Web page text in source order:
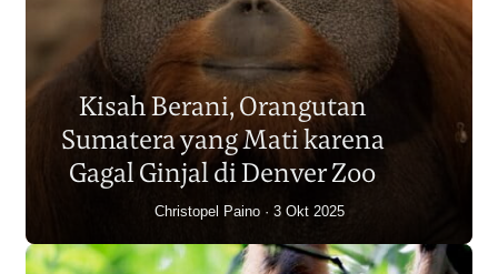
Populasi Orangutan
Sumatera Berkurang 2.700
Individu dalam Satu Dekade?
Junaidi Hanafiah 14 Jul 2026
Kisah Berani, Orangutan
Sumatera yang Mati karena
Gagal Ginjal di Denver Zoo
Christopel Paino 3 Okt 2025